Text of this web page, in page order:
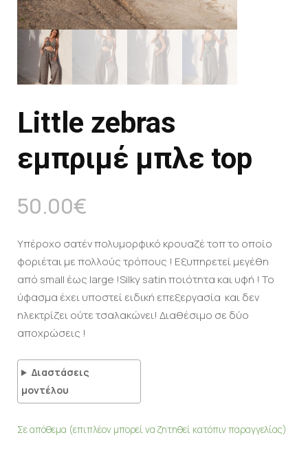
Little zebras
εμπριμέ μπλε top
50.00€
Υπέροχο σατέν πολυμορφικό κρουαζέ τοπ το οποίο
φοριέται με πολλούς τρόπους ! Εξυπηρετεί μεγέθη
από small έως large !Silky satin ποιότητα και υφή ! Το
ύφασμα έχει υποστεί ειδική επεξεργασία και δεν
ηλεκτρίζει ούτε τσαλακώνει! Διαθέσιμο σε δύο
αποχρώσεις !
Διαστάσεις
μοντέλου
Σε απόθεμα (επιπλέον μπορεί να ζητηθεί κατόπιν παραγγελίας)